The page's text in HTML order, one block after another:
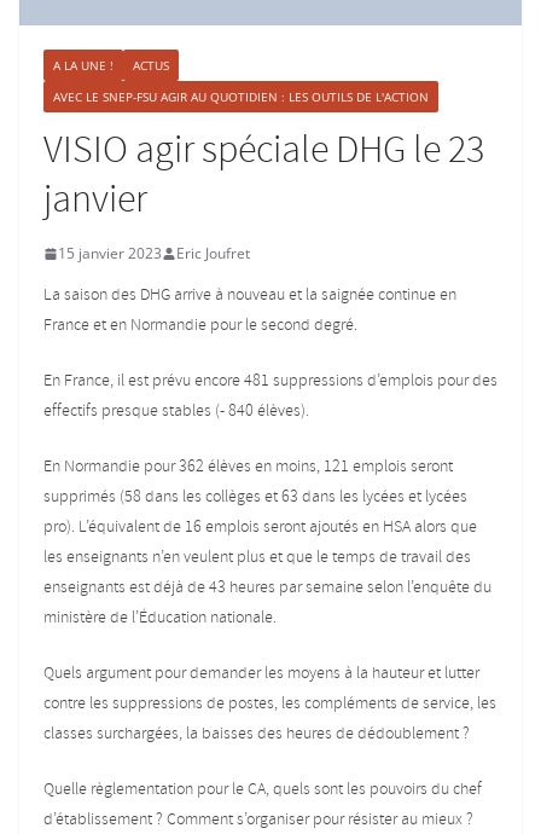
A LA UNE !
ACTUS
AVEC LE SNEP-FSU AGIR AU QUOTIDIEN : LES OUTILS DE L'ACTION
VISIO agir spéciale DHG le 23
janvier
15 janvier 2023 Eric Joufret
La saison des DHG arrive à nouveau et la saignée continue en
France et en Normandie pour le second degré.
En France, il est prévu encore 481 suppressions d’emplois pour des
effectifs presque stables (- 840 élèves).
En Normandie pour 362 élèves en moins, 121 emplois seront
supprimés (58 dans les collèges et 63 dans les lycées et lycées
pro). L’équivalent de 16 emplois seront ajoutés en HSA alors que
les enseignants n’en veulent plus et que le temps de travail des
enseignants est déjà de 43 heures par semaine selon l’enquête du
ministère de l’Éducation nationale.
Quels argument pour demander les moyens à la hauteur et lutter
contre les suppressions de postes, les compléments de service, les
classes surchargées, la baisses des heures de dédoublement ?
Quelle règlementation pour le CA, quels sont les pouvoirs du chef
d’établissement ? Comment s’organiser pour résister au mieux ?